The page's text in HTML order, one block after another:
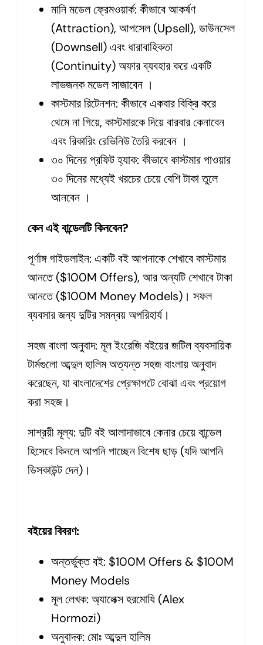
মানি মডেল ফ্রেমওয়ার্ক: কীভাবে আকর্ষণ
(Attraction), আপসেল (Upsell), ডাউনসেল
(Downsell) এবং ধারাবাহিকতা
(Continuity) অফার ব্যবহার করে একটি
লাভজনক মডেল সাজাবেন ।
কাস্টমার রিটেনশন: কীভাবে একবার বিক্রি করে
থেমে না গিয়ে, কাস্টমারকে দিয়ে বারবার কেনাবেন
এবং রিকারিং রেভিনিউ তৈরি করবেন ।
৩০ দিনের প্রফিট হ্যাক: কীভাবে কাস্টমার পাওয়ার
৩০ দিনের মধ্যেই খরচের চেয়ে বেশি টাকা তুলে
আনবেন ।
কেন এই বান্ডেলটি কিনবেন?
পূর্ণাঙ্গ গাইডলাইন: একটি বই আপনাকে শেখাবে কাস্টমার
আনতে ($100M Offers), আর অন্যটি শেখাবে টাকা
আনতে ($100M Money Models)। সফল
ব্যবসার জন্য দুটির সমন্বয় অপরিহার্য।
সহজ বাংলা অনুবাদ: মূল ইংরেজি বইয়ের জটিল ব্যবসায়িক
টার্মগুলো আব্দুল হালিম অত্যন্ত সহজ বাংলায় অনুবাদ
করেছেন, যা বাংলাদেশের প্রেক্ষাপটে বোঝা এবং প্রয়োগ
করা সহজ।
সাশ্রয়ী মূল্য: দুটি বই আলাদাভাবে কেনার চেয়ে বান্ডেল
হিসেবে কিনলে আপনি পাচ্ছেন বিশেষ ছাড় (যদি আপনি
ডিসকাউন্ট দেন)।
বইয়ের বিবরণ:
অন্তর্ভুক্ত বই: $100M Offers & $100M
Money Models
মূল লেখক: অ্যালেক্স হরমোযি (Alex
Hormozi)
অনুবাদক: মোঃ আব্দুল হালিম